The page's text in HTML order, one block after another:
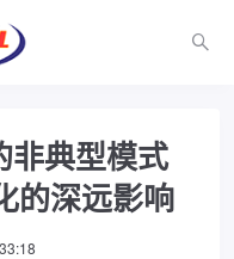
非典型模式
的深远影响